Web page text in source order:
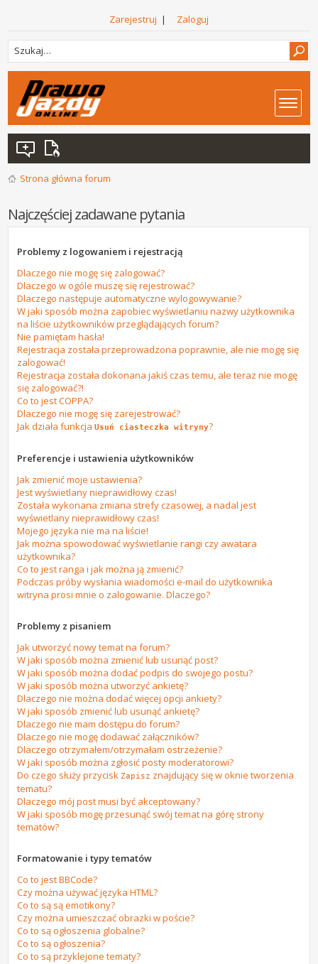
Zarejestruj | Zaloguj
Strona główna forum
Najczęściej zadawane pytania
Problemy z logowaniem i rejestracją
Dlaczego nie mogę się zalogować?
Dlaczego w ogóle muszę się rejestrować?
Dlaczego następuje automatyczne wylogowywanie?
W jaki sposób można zapobiec wyświetlaniu nazwy użytkownika
na liście użytkowników przeglądających forum?
Nie pamiętam hasła!
Rejestracja została przeprowadzona poprawnie, ale nie mogę się
zalogować!
Rejestracja została dokonana jakiś czas temu, ale teraz nie mogę
się zalogować?!
Co to jest COPPA?
Dlaczego nie mogę się zarejestrować?
Jak działa funkcjaUsuń ciasteczka witryny?
Preferencje i ustawienia użytkowników
Jak zmienić moje ustawienia?
Jest wyświetlany nieprawidłowy czas!
Została wykonana zmiana strefy czasowej, a nadal jest
wyświetlany nieprawidłowy czas!
Mojego języka nie ma na liście!
Jak można spowodować wyświetlanie rangi czy awatara
użytkownika?
Co to jest ranga i jak można ją zmienić?
Podczas próby wysłania wiadomości e-mail do użytkownika
witryna prosi mnie o zalogowanie. Dlaczego?
Problemy z pisaniem
Jak utworzyć nowy temat na forum?
W jaki sposób można zmienić lub usunąć post?
W jaki sposób można dodać podpis do swojego postu?
W jaki sposób można utworzyć ankietę?
Dlaczego nie można dodać więcej opcji ankiety?
W jaki sposób zmienić lub usunąć ankietę?
Dlaczego nie mam dostępu do forum?
Dlaczego nie mogę dodawać załączników?
Dlaczego otrzymałem/otrzymałam ostrzeżenie?
W jaki sposób można zgłosić posty moderatorowi?
Do czego służy przyciskZapisz znajdujący się w oknie tworzenia
tematu?
Dlaczego mój post musi być akceptowany?
W jaki sposób mogę przesunąć swój temat na górę strony
tematów?
Formatowanie i typy tematów
Co to jest BBCode?
Czy można używać języka HTML?
Co to są są emotikony?
Czy można umieszczać obrazki w poście?
Co to są ogłoszenia globalne?
Co to są ogłoszenia?
Co to są przyklejone tematy?